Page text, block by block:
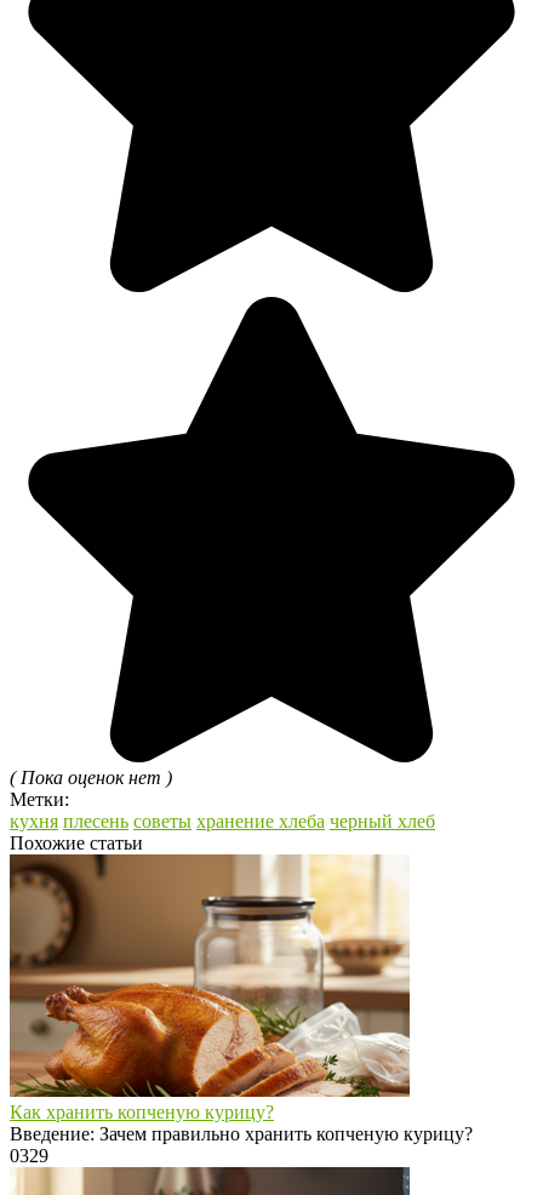
( Пока оценок нет )
Метки:
кухня плесень советы хранение хлеба черный хлеб
Похожие статьи
Как хранить копченую курицу?
Введение: Зачем правильно хранить копченую курицу?
0329